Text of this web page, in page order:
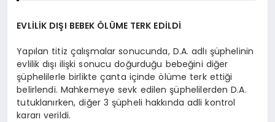
EVLİLİK DIŞI BEBEK ÖLÜME TERK EDİLDİ
Yapılan titiz çalışmalar sonucunda, D.A. adlı şüphelinin
evlilik dışı ilişki sonucu doğurduğu bebeğini diğer
şüphelilerle birlikte çanta içinde ölüme terk ettiği
belirlendi. Mahkemeye sevk edilen şüphelilerden D.A.
tutuklanırken, diğer 3 şüpheli hakkında adli kontrol
kararı verildi.